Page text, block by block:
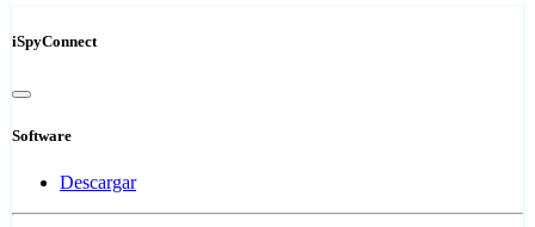
iSpyConnect
Software
Descargar